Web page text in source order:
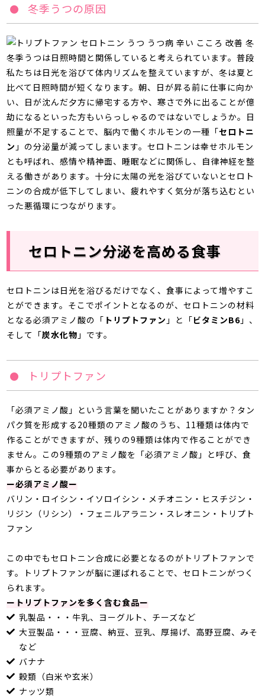
冬季うつの原因
冬季うつは日照時間と関係していると考えられています。普段
私たちは日光を浴びて体内リズムを整えていますが、冬は夏と
比べて日照時間が短くなります。朝、日が昇る前に仕事に向か
い、日が沈んだ夕方に帰宅する方や、寒さで外に出ることが億
劫になるといった方もいらっしゃるのではないでしょうか。日
照量が不足することで、脳内で働くホルモンの一種「セロトニ
ン 」の分泌量が減ってしまいます。セロトニンは幸せホルモン
とも呼ばれ、感情や精神面、睡眠などに関係し、自律神経を整
える働きがあります。十分に太陽の光を浴びていないとセロト
ニンの合成が低下してしまい、疲れやすく気分が落ち込むとい
った悪循環につながります。
セロトニン分泌を高める食事
セロトニンは日光を浴びるだけでなく、食事によって増やすこ
とができます。そこでポイントとなるのが、セロトニンの材料
となる必須アミノ酸の「 トリプトファン 」と「ビタミンB6 」、
そして「炭水化物 」です。
トリプトファン
「必須アミノ酸」という言葉を聞いたことがありますか？タン
パク質を形成する20種類のアミノ酸のうち、11種類は体内で
作ることができますが、残りの9種類は体内で作ることができ
ません。この9種類のアミノ酸を「必須アミノ酸」と呼び、食
事からとる必要があります。
ー必須アミノ酸ー
バリン・ロイシン・イソロイシン・メチオニン・ヒスチジン・
リジン（リシン）・フェニルアラニン・スレオニン・トリプト
ファン
この中でもセロトニン合成に必要となるのがトリプトファンで
す。トリプトファンが脳に運ばれることで、セロトニンがつく
られます。
ートリプトファンを多く含む食品ー
乳製品・・・牛乳、ヨーグルト、チーズなど
大豆製品・・・豆腐、納豆、豆乳、厚揚げ、高野豆腐、みそ
など
バナナ
穀類（白米や玄米）
ナッツ類